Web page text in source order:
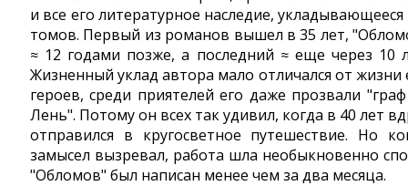
и все его литературное наследие, укладывающееся
томов. Первый из романов вышел в 35 лет,
≈ 12 годами позже, а последний ≈ еще через 10
Жизненный уклад автора мало отличался от жизни
героев, среди приятелей его даже прозвали
Лень". Потому он всех так удивил, когда в 40 лет
отправился в кругосветное путешествие. Но
замысел вызревал, работа шла необыкновенно
"Обломов" был написан менее чем за два месяца.